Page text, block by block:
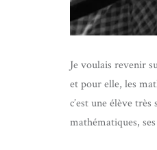
Je voulais revenir
et pour elle, les
c’est une élève
mathématiques,